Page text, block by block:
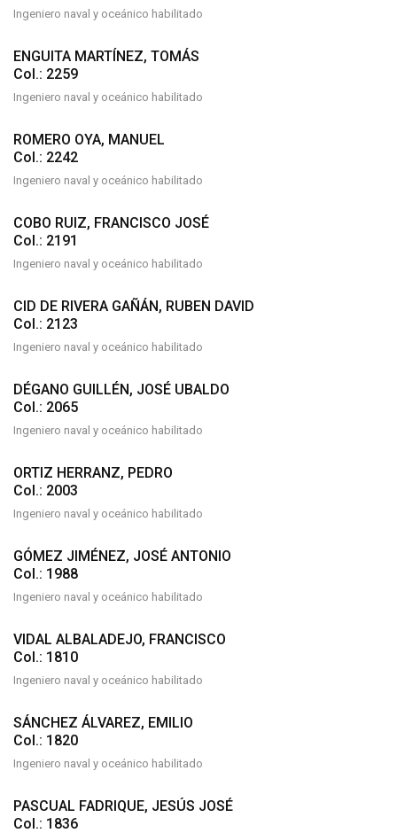
Ingeniero naval y oceánico habilitado
ENGUITA MARTÍNEZ, TOMÁS
Col.: 2259
Ingeniero naval y oceánico habilitado
ROMERO OYA, MANUEL
Col.: 2242
Ingeniero naval y oceánico habilitado
COBO RUIZ, FRANCISCO JOSÉ
Col.: 2191
Ingeniero naval y oceánico habilitado
CID DE RIVERA GAÑÁN, RUBEN DAVID
Col.: 2123
Ingeniero naval y oceánico habilitado
DÉGANO GUILLÉN, JOSÉ UBALDO
Col.: 2065
Ingeniero naval y oceánico habilitado
ORTIZ HERRANZ, PEDRO
Col.: 2003
Ingeniero naval y oceánico habilitado
GÓMEZ JIMÉNEZ, JOSÉ ANTONIO
Col.: 1988
Ingeniero naval y oceánico habilitado
VIDAL ALBALADEJO, FRANCISCO
Col.: 1810
Ingeniero naval y oceánico habilitado
SÁNCHEZ ÁLVAREZ, EMILIO
Col.: 1820
Ingeniero naval y oceánico habilitado
PASCUAL FADRIQUE, JESÚS JOSÉ
Col.: 1836